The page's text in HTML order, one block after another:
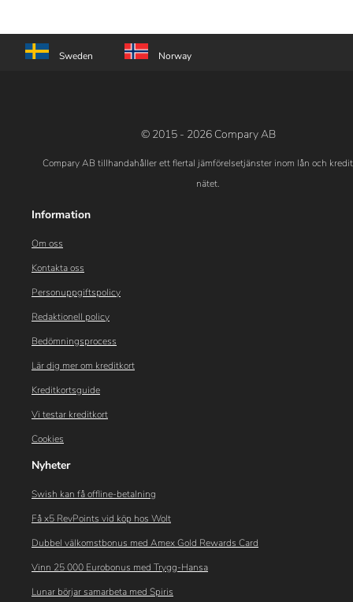
Sweden Norway
© 2015 - 2026 Compary AB
Compary AB tillhandahåller ett flertal jämförelsetjänster inom lån och
nätet.
Information
Om oss
Kontakta oss
Personuppgiftspolicy
Redaktionell policy
Bedömningsprocess
Lär dig mer om kreditkort
Kreditkortsguide
Vi testar kreditkort
Cookies
Nyheter
Swish kan få offline-betalning
Få x5 RevPoints vid köp hos Wolt
Dubbel välkomstbonus med Amex Gold Rewards Card
Vinn 25 000 Eurobonus med Trygg-Hansa
Lunar börjar samarbeta med Spiris